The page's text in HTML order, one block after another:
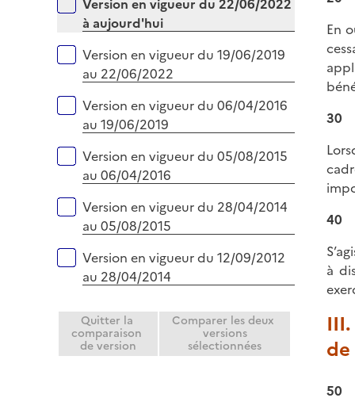
e
r
Version en vigueur du 22/06/2022
à aujourd'hui
Version en vigueur du 19/06/2019
au 22/06/2022
Version en vigueur du 06/04/2016
au 19/06/2019
Version en vigueur du 05/08/2015
au 06/04/2016
Version en vigueur du 28/04/2014
au 05/08/2015
Version en vigueur du 12/09/2012
au 28/04/2014
Quitter la
comparaison
de version
Comparer les deux
versions
sélectionnées
En
30
40
à
50